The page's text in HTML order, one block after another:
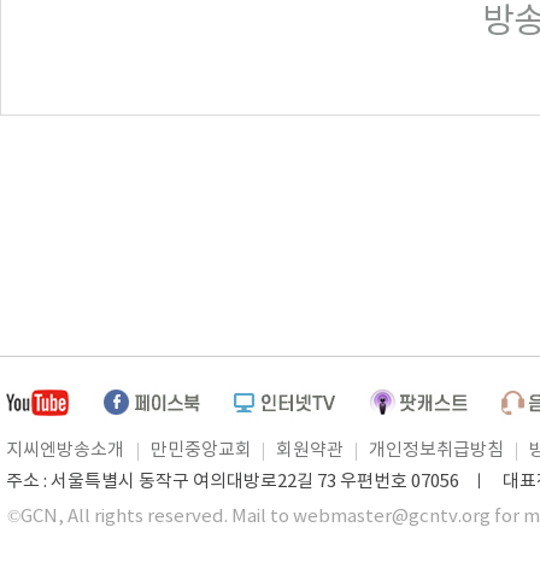
방
지씨엔방송소개 만민중앙교회 회원약관 개인정보취급방침
주소 : 서울특별시 동작구 여의대방로22길 73 우편번호 07056 ㅣ 대
©GCN, All rights reserved. Mail to webmaster@gcntv.org for